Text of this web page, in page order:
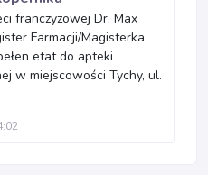
franczyzowej Dr. Max
Farmacji/Magisterka
etat do apteki
w miejscowości Tychy, ul.